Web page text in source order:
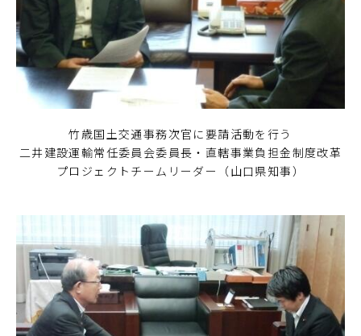
竹歳国土交通事務次官に要請活動を行う
二井建設運輸常任委員会委員長・直轄事業負担金制度改革
プロジェクトチームリーダー（山口県知事）